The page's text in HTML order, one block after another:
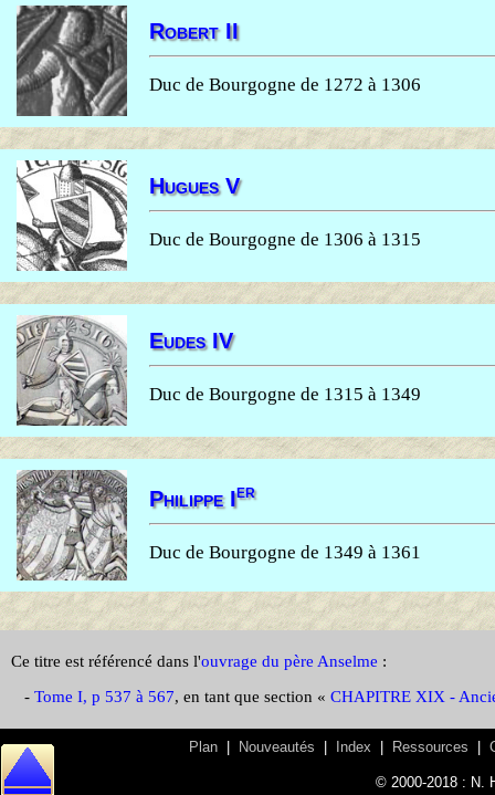
Robert II
Duc de Bourgogne de 1272 à 1306
Hugues V
Duc de Bourgogne de 1306 à 1315
Eudes IV
Duc de Bourgogne de 1315 à 1349
Philippe Ier
Duc de Bourgogne de 1349 à 1361
Ce titre est référencé dans l'ouvrage du père Anselme :
- Tome I, p 537 à 567, en tant que section « CHAPITRE XIX -
Plan Nouveautés Index Ressources
© 2000-2018 : N.